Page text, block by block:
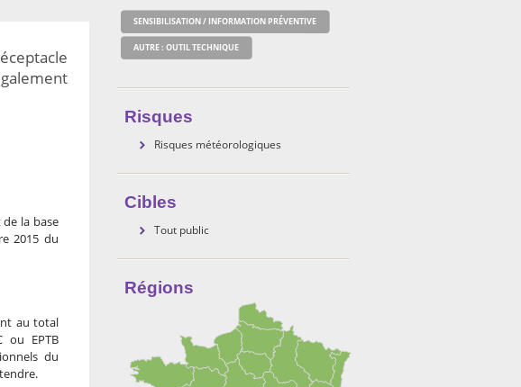
la base
2015 du
au total
ou EPTB
du
SENSIBILISATION / INFORMATION PRÉVENTIVE
AUTRE : OUTIL TECHNIQUE
Risques
Risques météorologiques
Cibles
Tout public
Régions